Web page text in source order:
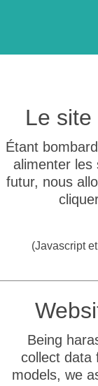
Le
Étant
alimenter les
futur, nous
(Javascript
Being
collect data
models, we